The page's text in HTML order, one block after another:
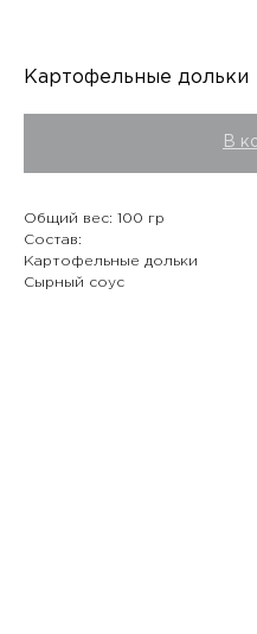
Картофельные дольки
В
Общий вес: 100 гр
Состав:
Картофельные дольки
Сырный соус